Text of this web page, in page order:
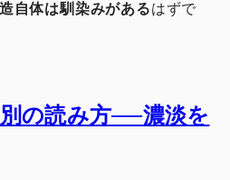
自体は馴染みがあるはずで
の読み方──濃淡を